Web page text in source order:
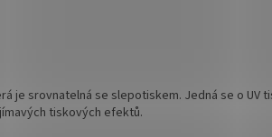
je srovnatelná se slepotiskem. Jedná se o UV
tiskových efektů.